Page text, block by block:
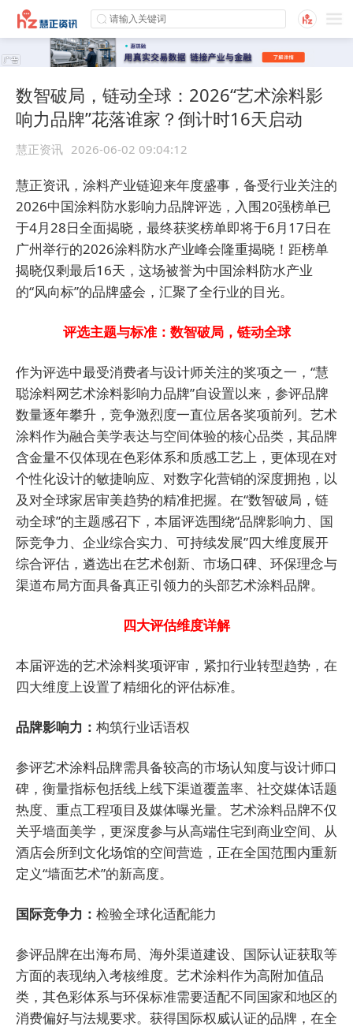
数智破局，链动全球：2026“艺术涂料影
响力品牌”花落谁家？倒计时16天启动
慧正资讯 2026-06-02 09:04:12
慧正资讯，涂料产业链迎来年度盛事，备受行业关注的
2026中国涂料防水影响力品牌评选，入围20强榜单已
于4月28日全面揭晓，最终获奖榜单即将于6月17日在
广州举行的2026涂料防水产业峰会隆重揭晓！距榜单
揭晓仅剩最后16天，这场被誉为中国涂料防水产业
的“风向标”的品牌盛会，汇聚了全行业的目光。
评选主题与标准：数智破局，链动全球
作为评选中最受消费者与设计师关注的奖项之一，“慧
聪涂料网艺术涂料影响力品牌”自设置以来，参评品牌
数量逐年攀升，竞争激烈度一直位居各奖项前列。艺术
涂料作为融合美学表达与空间体验的核心品类，其品牌
含金量不仅体现在色彩体系和质感工艺上，更体现在对
个性化设计的敏捷响应、对数字化营销的深度拥抱，以
及对全球家居审美趋势的精准把握。在“数智破局，链
动全球”的主题感召下，本届评选围绕“品牌影响力、国
际竞争力、企业综合实力、可持续发展”四大维度展开
综合评估，遴选出在艺术创新、市场口碑、环保理念与
渠道布局方面具备真正引领力的头部艺术涂料品牌。
四大评估维度详解
本届评选的艺术涂料奖项评审，紧扣行业转型趋势，在
四大维度上设置了精细化的评估标准。
品牌影响力： 构筑行业话语权
参评艺术涂料品牌需具备较高的市场认知度与设计师口
碑，衡量指标包括线上线下渠道覆盖率、社交媒体话题
热度、重点工程项目及媒体曝光量。艺术涂料品牌不仅
关乎墙面美学，更深度参与从高端住宅到商业空间、从
酒店会所到文化场馆的空间营造，正在全国范围内重新
定义“墙面艺术”的新高度。
国际竞争力： 检验全球化适配能力
参评品牌在出海布局、海外渠道建设、国际认证获取等
方面的表现纳入考核维度。艺术涂料作为高附加值品
类，其色彩体系与环保标准需要适配不同国家和地区的
消费偏好与法规要求。获得国际权威认证的品牌，在全